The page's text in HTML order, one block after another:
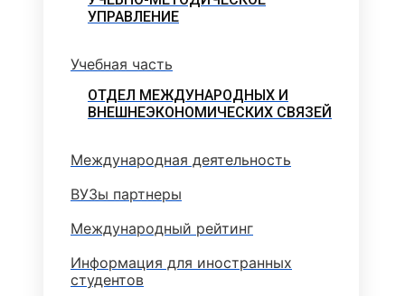
УПРАВЛЕНИЕ
Учебная часть
ОТДЕЛ МЕЖДУНАРОДНЫХ И
ВНЕШНЕЭКОНОМИЧЕСКИХ СВЯЗЕЙ
Международная деятельность
ВУЗы партнеры
Международный рейтинг
Информация для иностранных
студентов